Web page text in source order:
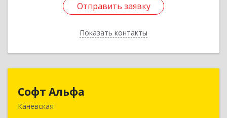
Отправить заявку
Показать контакты
Отправить заявку
Назад
Софт Альфа
Каневская
353730, Краснодарский край, Каневской р-н,